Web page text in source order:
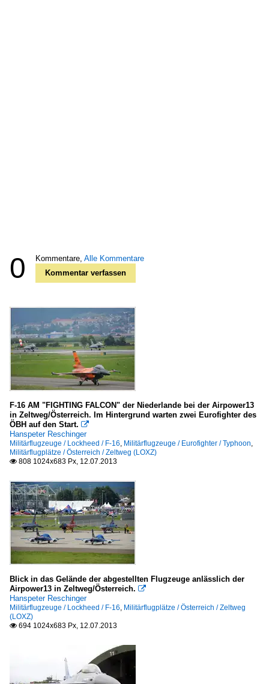
0 Kommentare, Alle Kommentare
Kommentar verfassen
F-16 AM "FIGHTING FALCON" der Niederlande bei der Airpower13
in Zeltweg/Österreich. Im Hintergrund warten zwei Eurofighter des
ÖBH auf den Start. 
Hanspeter Reschinger
Militärflugzeuge / Lockheed / F-16, Militärflugzeuge / Eurofighter / Typhoon,
Militärflugplätze / Österreich / Zeltweg (LOXZ)
 808 1024x683 Px, 12.07.2013
Blick in das Gelände der abgestellten Flugzeuge anlässlich der
Airpower13 in Zeltweg/Österreich. 
Hanspeter Reschinger
Militärflugzeuge / Lockheed / F-16, Militärflugplätze / Österreich / Zeltweg
(LOXZ)
 694 1024x683 Px, 12.07.2013